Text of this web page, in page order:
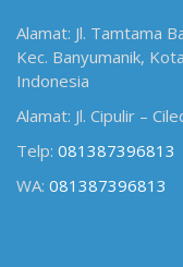
Alamat: Jl. Tamtama
Kec. Banyumanik,
Indonesia
Alamat: Jl. Cipulir –
Telp: 081387396813
WA: 081387396813